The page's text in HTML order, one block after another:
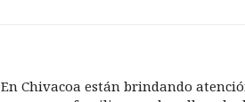
En Chivacoa están brindando